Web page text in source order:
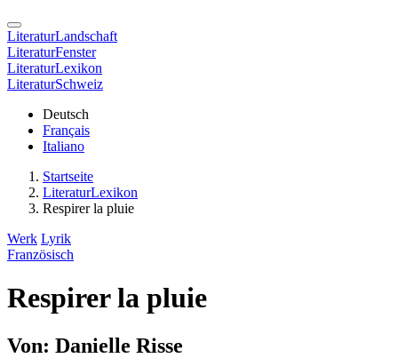
LiteraturLandschaft
LiteraturFenster
LiteraturLexikon
LiteraturSchweiz
Deutsch
Français
Italiano
Startseite
LiteraturLexikon
Respirer la pluie
Werk Lyrik
Französisch
Respirer la pluie
Von: Danielle Risse